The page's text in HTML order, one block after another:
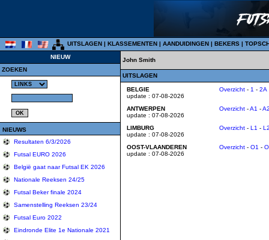
UITSLAGEN | KLASSEMENTEN | AANDUIDINGEN | BEKERS |
NIEUW
ZOEKEN
NIEUWS
Resultaten 6/3/2026
Futsal EURO 2026
België gaat naar Futsal EK 2026
Nationale Reeksen 24/25
Futsal Beker finale 2024
Samenstelling Reeksen 23/24
Futsal Euro 2022
Eindronde Elite 1e Nationale 2021
John Smith
UITSLAGEN
BELGIE
update : 07-08-2026
Overzicht - 1 - 2A
ANTWERPEN
update : 07-08-2026
Overzicht -A1 -
LIMBURG
update : 07-08-2026
Overzicht - L1 -
OOST-VLAANDEREN
update : 07-08-2026
Overzicht - O1 -